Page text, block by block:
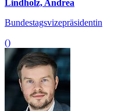
Lindholz, Andrea
Bundestagsvizepräsidentin
()